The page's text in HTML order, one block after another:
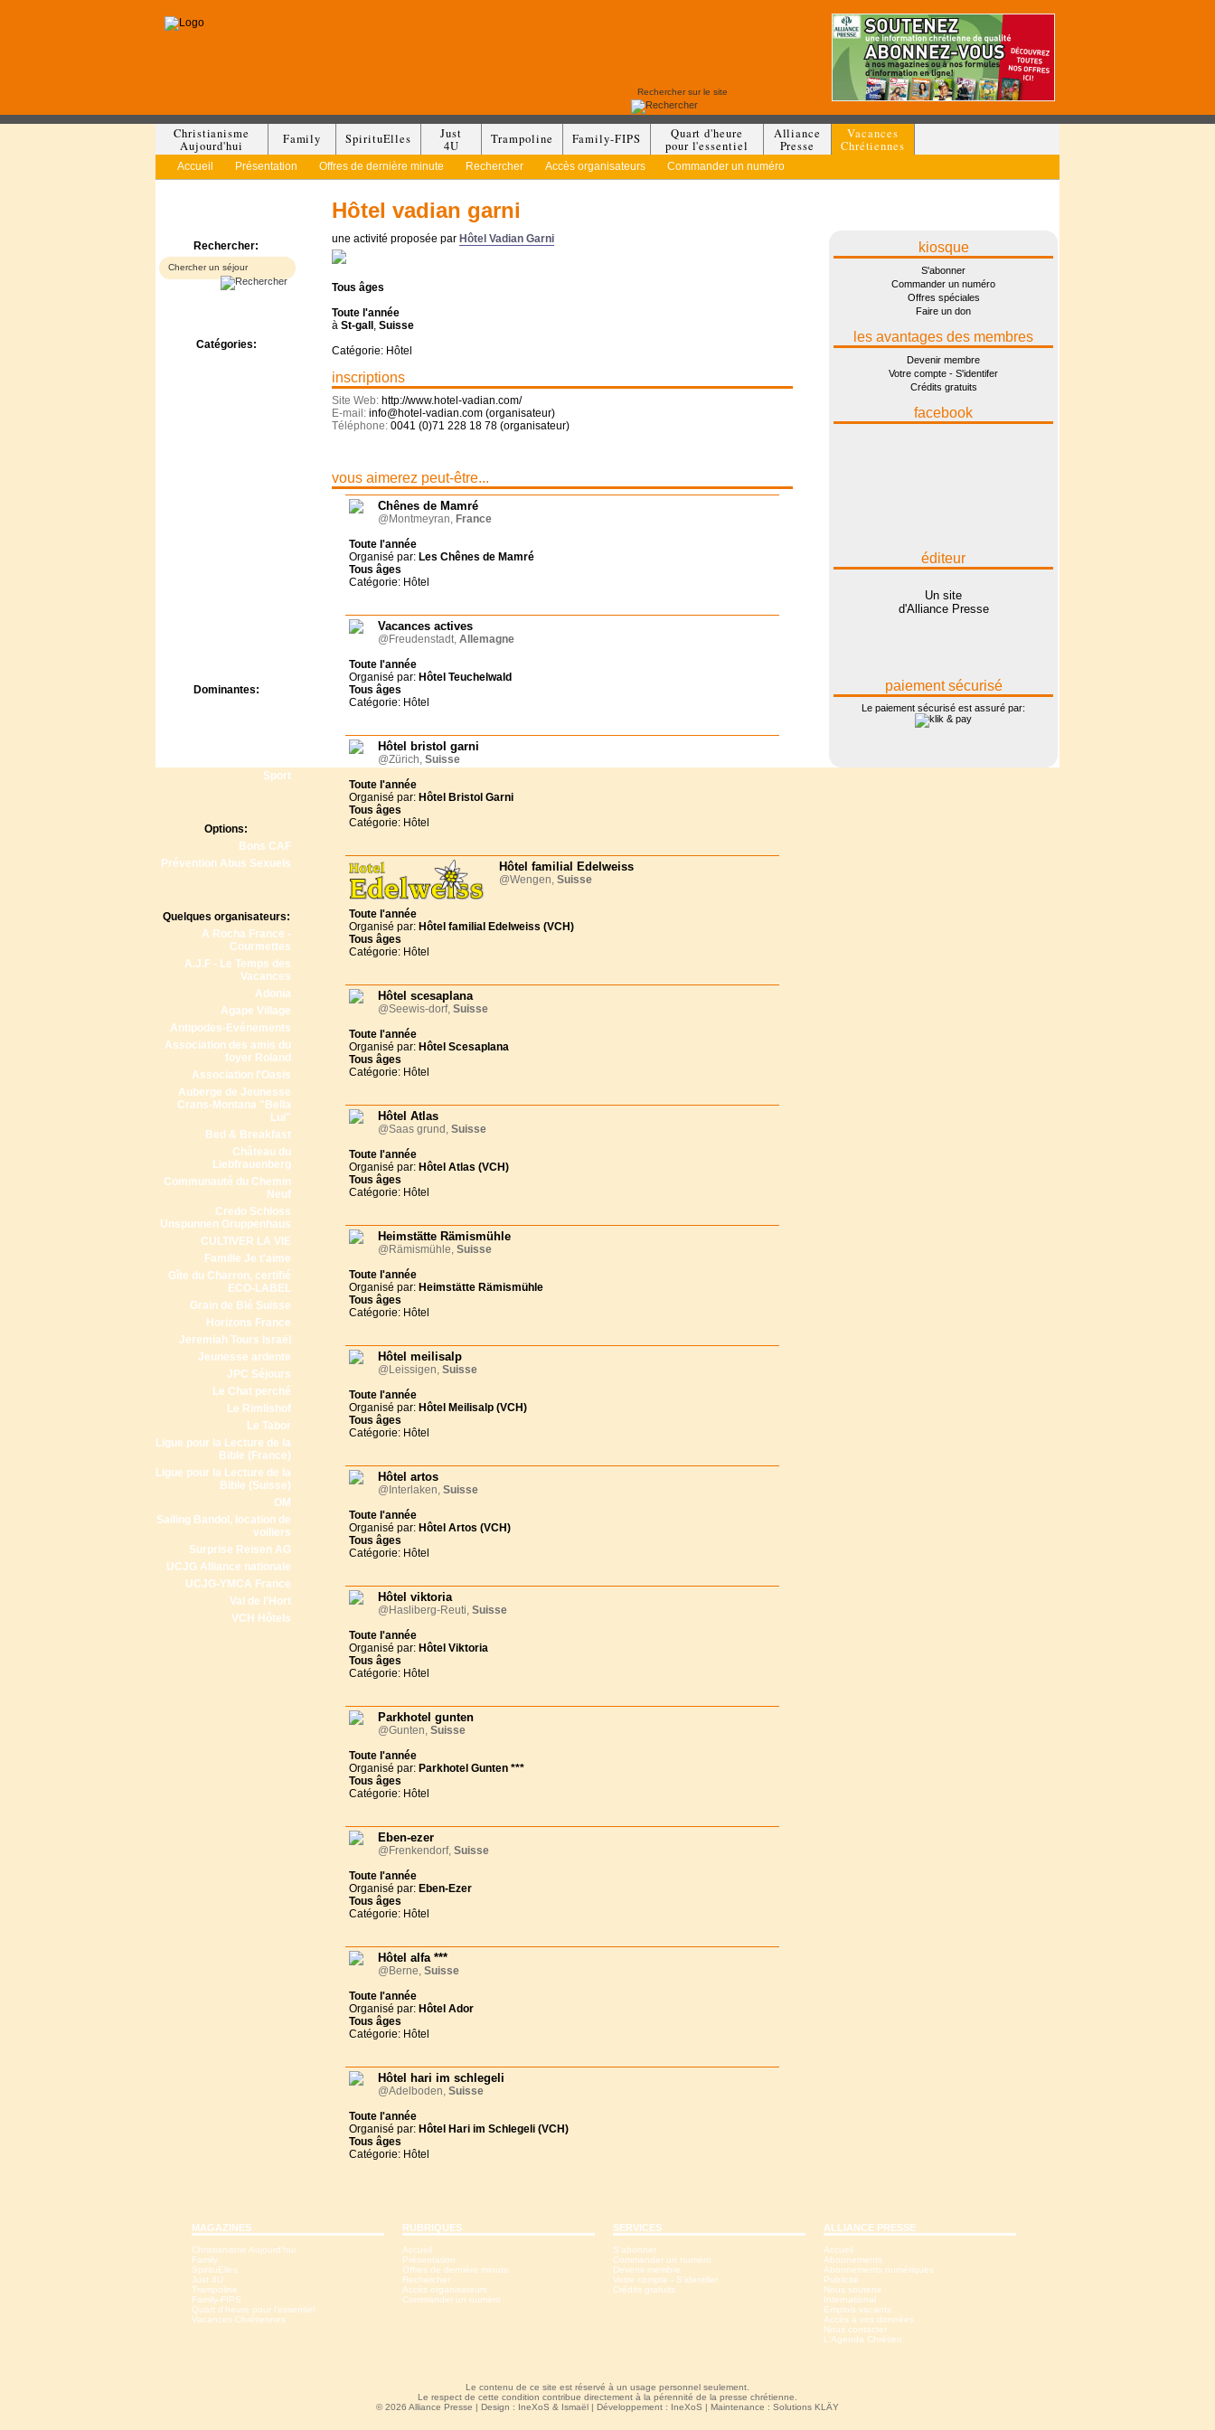
Christianisme
Aujourd'hui
Family SpirituElles
Just
4U
Trampoline Family-FIPS
Quart d'heure
pour l'essentiel
Alliance
Presse
Vacances
Chrétiennes
Accueil Présentation Offres de dernière minute Rechercher Accès organisateurs Commander un numéro
Rechercher:
Catégories:
Dominantes:
Sport
Options:
Bons CAF
Prévention Abus Sexuels
Quelques organisateurs:
A Rocha France -
Courmettes
A.J.F - Le Temps des
Vacances
Adonia
Agape Village
Antipodes-Evénements
Association des amis du
foyer Roland
Association l'Oasis
Auberge de Jeunesse
Crans-Montana "Bella
Lui"
Bed & Breakfast
Château du
Liebfrauenberg
Communauté du Chemin
Neuf
Credo Schloss
Unspunnen Gruppenhaus
CULTIVER LA VIE
Famille Je t'aime
Gîte du Charron, certifié
ECO-LABEL
Grain de Blé Suisse
Horizons France
Jeremiah Tours Israël
Jeunesse ardente
JPC Séjours
Le Chat perché
Le Rimlishof
Le Tabor
Ligue pour la Lecture de la
Bible (France)
Ligue pour la Lecture de la
Bible (Suisse)
OM
Sailing Bandol, location de
voiliers
Surprise Reisen AG
UCJG Alliance nationale
UCJG-YMCA France
Val de l'Hort
VCH Hôtels
Hôtel vadian garni
une activité proposée par Hôtel Vadian Garni
Tous âges
Toute l'année
à St-gall , Suisse
Catégorie: Hôtel
inscriptions
Site Web: http://www.hotel-vadian.com/
E-mail: info@hotel-vadian.com (organisateur)
Téléphone: 0041 (0)71 228 18 78 (organisateur)
vous aimerez peut-être...
Chênes de Mamré
@Montmeyran, France
Toute l'année
Organisé par: Les Chênes de Mamré
Tous âges
Catégorie: Hôtel
Vacances actives
@Freudenstadt, Allemagne
Toute l'année
Organisé par: Hôtel Teuchelwald
Tous âges
Catégorie: Hôtel
Hôtel bristol garni
@Zürich, Suisse
Toute l'année
Organisé par: Hôtel Bristol Garni
Tous âges
Catégorie: Hôtel
Hôtel familial Edelweiss
@Wengen, Suisse
Toute l'année
Organisé par: Hôtel familial Edelweiss (VCH)
Tous âges
Catégorie: Hôtel
Hôtel scesaplana
@Seewis-dorf, Suisse
Toute l'année
Organisé par: Hôtel Scesaplana
Tous âges
Catégorie: Hôtel
Hôtel Atlas
@Saas grund, Suisse
Toute l'année
Organisé par: Hôtel Atlas (VCH)
Tous âges
Catégorie: Hôtel
Heimstätte Rämismühle
@Rämismühle, Suisse
Toute l'année
Organisé par: Heimstätte Rämismühle
Tous âges
Catégorie: Hôtel
Hôtel meilisalp
@Leissigen, Suisse
Toute l'année
Organisé par: Hôtel Meilisalp (VCH)
Tous âges
Catégorie: Hôtel
Hôtel artos
@Interlaken, Suisse
Toute l'année
Organisé par: Hôtel Artos (VCH)
Tous âges
Catégorie: Hôtel
Hôtel viktoria
@Hasliberg-Reuti, Suisse
Toute l'année
Organisé par: Hôtel Viktoria
Tous âges
Catégorie: Hôtel
Parkhotel gunten
@Gunten, Suisse
Toute l'année
Organisé par: Parkhotel Gunten ***
Tous âges
Catégorie: Hôtel
Eben-ezer
@Frenkendorf, Suisse
Toute l'année
Organisé par: Eben-Ezer
Tous âges
Catégorie: Hôtel
Hôtel alfa ***
@Berne, Suisse
Toute l'année
Organisé par: Hôtel Ador
Tous âges
Catégorie: Hôtel
Hôtel hari im schlegeli
@Adelboden, Suisse
Toute l'année
Organisé par: Hôtel Hari im Schlegeli (VCH)
Tous âges
Catégorie: Hôtel
kiosque
S'abonner
Commander un numéro
Offres spéciales
Faire un don
les avantages des membres
Devenir membre
Votre compte - S'identifer
Crédits gratuits
facebook
éditeur
Un site
d'Alliance Presse
paiement sécurisé
Le paiement sécurisé est assuré par:
MAGAZINES
Christianisme Aujourd'hui
Family
SpirituElles
Just 4U
Trampoline
Family-FIPS
Quart d'heure pour l'essentiel
Vacances Chrétiennes
RUBRIQUES
Accueil
Présentation
Offres de dernière minute
Rechercher
Accès organisateurs
Commander un numéro
SERVICES
S'abonner
Commander un numéro
Devenir membre
Votre compte - S'identifer
Crédits gratuits
ALLIANCE PRESSE
Accueil
Abonnements
Abonnements numériques
Publicité
Nous soutenir
International
Emplois vacants
Accès à vos données
Nous contacter
L'Agenda Chrétien
Le contenu de ce site est réservé à un usage personnel seulement.
Le respect de cette condition contribue directement à la pérennité de la presse chrétienne.
© 2026 Alliance Presse | Design : IneXoS & Ismaël | Développement : IneXoS | Maintenance : Solutions KLÄY